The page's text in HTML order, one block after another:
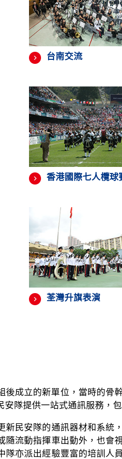
台南交流
香港國際七人欖球
荃灣升旗表演
後成立的新單位，當時的
安隊提供一站式通訊服務，
新民安隊的通訊器材和系
隨流動指揮車出動外，也
隊亦派出經驗豐富的培訓人